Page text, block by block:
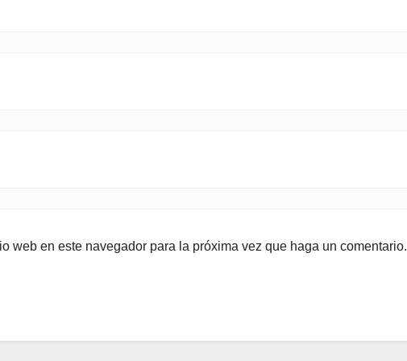
web en este navegador para la próxima vez que haga un comentario.